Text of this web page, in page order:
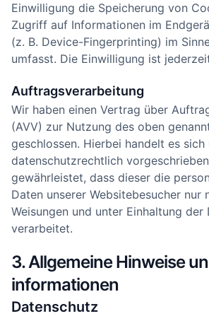
Einwilligung die Speicherung von
Zugriff auf Informationen im
(z. B. Device-Fingerprinting) im
umfasst. Die Einwilligung ist
Auftragsverarbeitung
Wir haben einen Vertrag über
(AVV) zur Nutzung des oben
geschlossen. Hierbei handelt es sich
datenschutzrechtlich
gewährleistet, dass dieser die
Daten unserer Websitebesucher nur
Weisungen und unter Einhaltung der
verarbeitet.
3. Allgemeine Hinweise
informationen
Datenschutz